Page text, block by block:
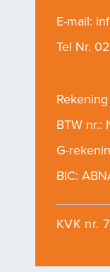
E-mail:
Tel Nr.
BTW nr.:
G-
BIC:
KVK nr.